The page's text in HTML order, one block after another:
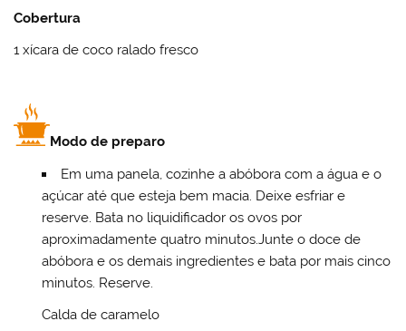
Cobertura
1 xícara de coco ralado fresco
Modo de preparo
Em uma panela, cozinhe a abóbora com a água e o
açúcar até que esteja bem macia. Deixe esfriar e
reserve. Bata no liquidificador os ovos por
aproximadamente quatro minutos.Junte o doce de
abóbora e os demais ingredientes e bata por mais cinco
minutos. Reserve.
Calda de caramelo